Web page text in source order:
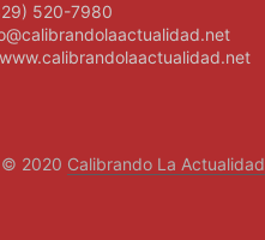
520-7980
© 2020 Calibrando La Actualidad